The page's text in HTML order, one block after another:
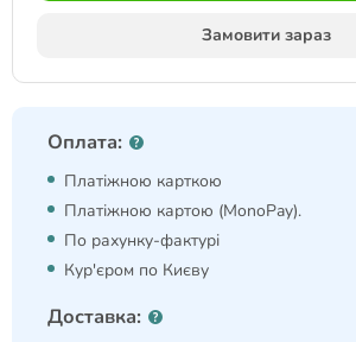
Замовити зараз
Оплата:
Платіжною карткою
Платіжною картою (MonoPay).
По рахунку-фактурі
Кур'єром по Києву
Доставка: